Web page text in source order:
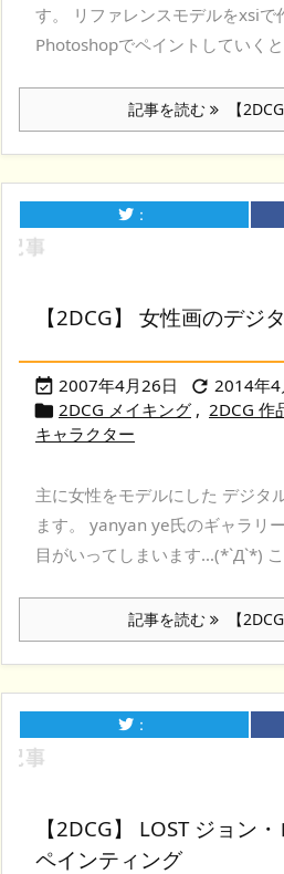
す。 リファレンスモデルをxsiで
Photoshopでペイントしていく
記事を読む 【
：
【2DCG】 女性画のデジ
 2007年4月26日  2014年4
 2DCG メイキング , 2DCG 作
キャラクター
主に女性をモデルにした デジタ
ます。 yanyan ye氏のギャラリ
目がいってしまいます…(*`Д`*)
記事を読む 【
：
【2DCG】 LOST ジョン
ペインティング